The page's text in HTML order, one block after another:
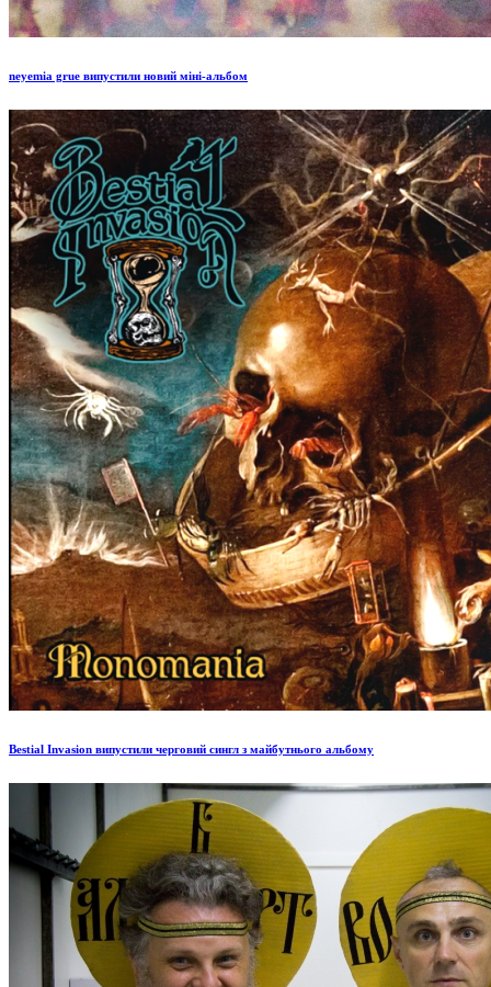
neyemia grue випустили новий міні-альбом
Bestial Invasion випустили черговий сингл з майбутнього альбому